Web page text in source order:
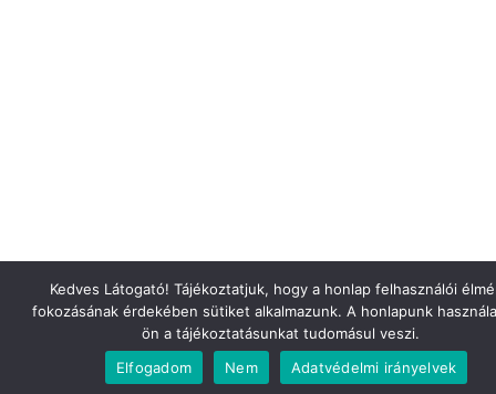
Kedves Látogató! Tájékoztatjuk, hogy a honlap felhasználói
fokozásának érdekében sütiket alkalmazunk. A honlapunk
ön a tájékoztatásunkat tudomásul veszi.
Elfogadom
Nem Adatvédelmi irányelvek